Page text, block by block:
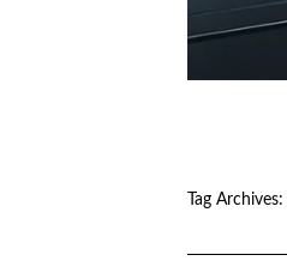
Tag Archives: